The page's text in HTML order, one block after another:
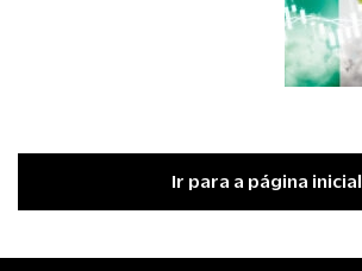
Ir para a página inicial